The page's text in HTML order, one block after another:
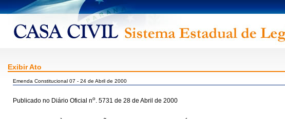
Exibir Ato
Emenda Constitucional 07 - 24 de Abril de 2000
Publicado no Diário Oficial no. 5731 de 28 de Abril de 2000